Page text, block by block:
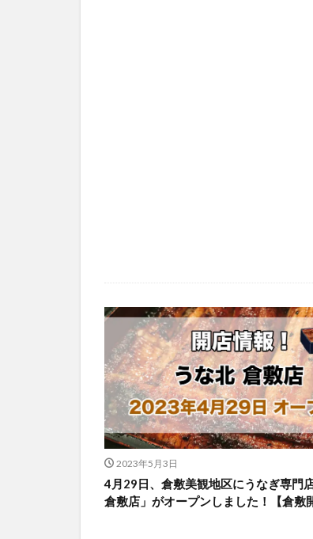
2023年5月3日
4月29日、倉敷美観地区にうなぎ専門
倉敷店」がオープンしました！【倉敷